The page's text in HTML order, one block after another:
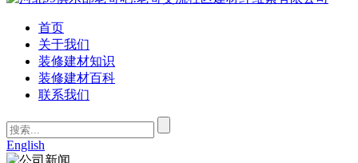
首页
关于我们
装修建材知识
装修建材百科
联系我们
English